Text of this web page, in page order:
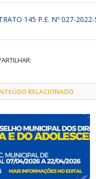
145 P.E. Nº 027-
RELACIONADO